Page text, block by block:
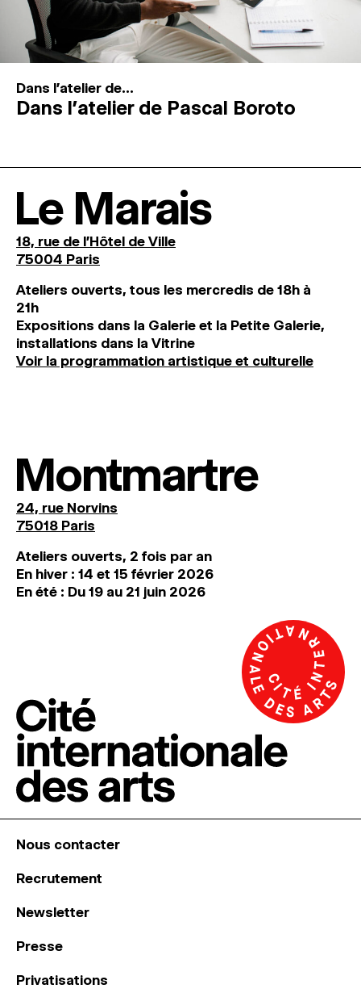
Dans l'atelier de...
Dans l’atelier de Pascal Boroto
Le Marais
18, rue de l'Hôtel de Ville
75004 Paris
Ateliers ouverts, tous les mercredis de 18h à
21h
Expositions dans la Galerie et la Petite Galerie,
installations dans la Vitrine
Voir la programmation artistique et culturelle
Montmartre
24, rue Norvins
75018 Paris
Ateliers ouverts, 2 fois par an
En hiver : 14 et 15 février 2026
En été : Du 19 au 21 juin 2026
Nous contacter
Recrutement
Newsletter
Presse
Privatisations